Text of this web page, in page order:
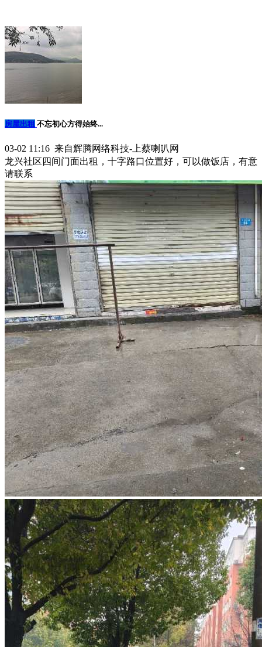
房屋出租 不忘初心方得始终...
03-02 11:16 来自辉腾网络科技-上蔡喇叭网
龙兴社区四间门面出租，十字路口位置好，可以做饭店，有意
请联系